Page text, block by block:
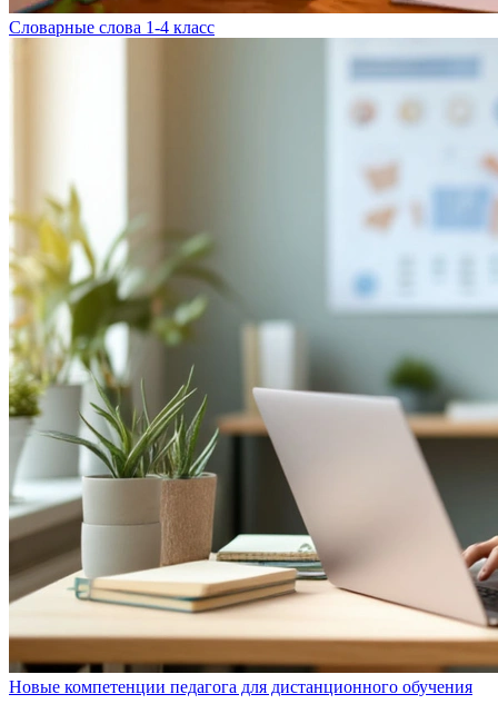
Словарные слова 1-4 класс
Новые компетенции педагога для дистанционного обучения